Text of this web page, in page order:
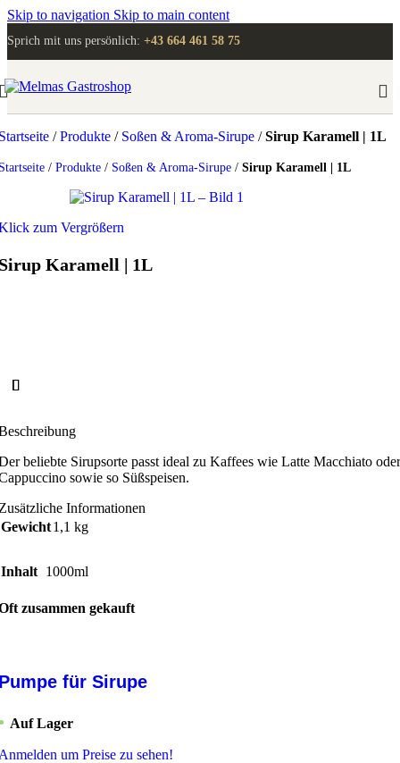
Skip to navigation Skip to main content
Sprich mit uns persönlich: +43 664 461 58 75
/Produkte / Soßen & Aroma-Sirupe /Sirup Karamell | 1L
/ Produkte / Soßen & Aroma-Sirupe / Sirup Karamell | 1L
zum Vergrößern
Karamell | 1L
beliebte Sirupsorte passt ideal zu Kaffees wie Latte Macchiato oder
sowie so Süßspeisen.
Informationen
Gewicht1,1 kg
Inhalt 1000ml
zusammen gekauft
für Sirupe
Auf Lager
um Preise zu sehen!